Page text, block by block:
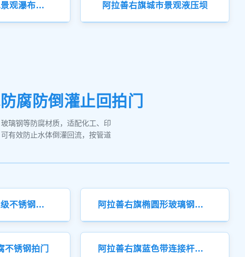
阿拉善右旗灰色景观瀑布液压钢坝 阿拉善右旗城市景观液压坝
腐防倒灌止回拍门
璃钢等防腐材质，适配化工、印
有效防止水体倒灌回流，按管道
阿拉善右旗工业级不锈钢拍门 阿拉善右旗椭圆形玻璃钢拍门
不锈钢拍门 阿拉善右旗蓝色带连接杆玻璃钢拍门